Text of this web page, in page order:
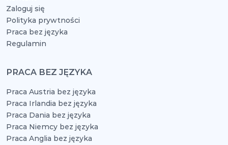
Zaloguj się
Polityka prywtności
Praca bez języka
Regulamin
PRACA BEZ JĘZYKA
Praca Austria bez języka
Praca Irlandia bez języka
Praca Dania bez języka
Praca Niemcy bez języka
Praca Anglia bez języka